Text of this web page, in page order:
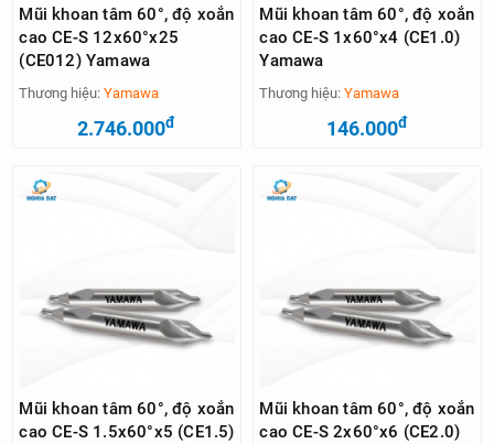
Mũi khoan tâm 60°, độ xoắn
cao CE-S 12x60°x25
(CE012) Yamawa
Thương hiệu:Yamawa
2.746.000đ
Mũi khoan tâm 60°, độ xoắn
cao CE-S 1x60°x4 (CE1.0)
Yamawa
Thương hiệu:Yamawa
146.000đ
Mũi khoan tâm 60°, độ xoắn
cao CE-S 1.5x60°x5 (CE1.5)
Mũi khoan tâm 60°, độ xoắn
cao CE-S 2x60°x6 (CE2.0)